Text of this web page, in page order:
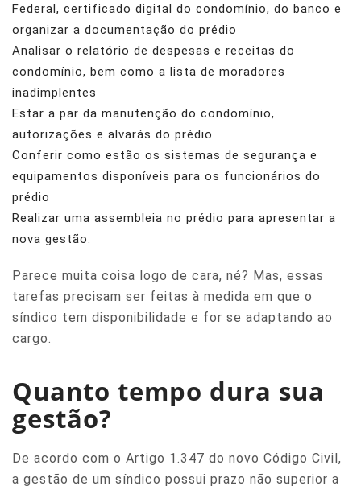
Federal, certificado digital do condomínio, do banco e
organizar a documentação do prédio
Analisar o relatório de despesas e receitas do
condomínio, bem como a lista de moradores
inadimplentes
Estar a par da manutenção do condomínio,
autorizações e alvarás do prédio
Conferir como estão os sistemas de segurança e
equipamentos disponíveis para os funcionários do
prédio
Realizar uma assembleia no prédio para apresentar a
nova gestão.
Parece muita coisa logo de cara, né? Mas, essas
tarefas precisam ser feitas à medida em que o
síndico tem disponibilidade e for se adaptando ao
cargo.
Quanto tempo dura sua
gestão?
De acordo com o Artigo 1.347 do novo Código Civil,
a gestão de um síndico possui prazo não superior a